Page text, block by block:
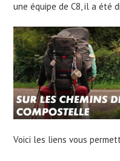
une équipe de C8, il a été
Voici les liens vous